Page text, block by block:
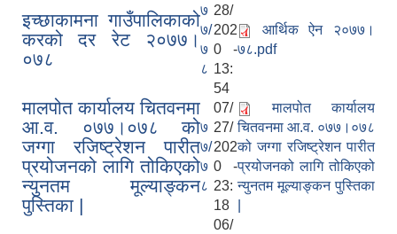
इच्छाकामना गाउँपालिकाको
करको दर रेट २०७७।
०७८
७
७/
७
८
28/
202
0 -
13:
54
आर्थिक ऐन २०७७।
७८.pdf
मालपोत कार्यालय चितवनमा
आ.व. ०७७।०७८ को
जग्गा रजिष्ट्रेशन पारीत
प्रयोजनको लागि तोकिएको
न्युनतम मूल्याङ्कन
पुस्तिका |
७
७/
७
८
07/
27/
202
0 -
23:
18
मालपोत कार्यालय
चितवनमा आ.व. ०७७।०७८
को जग्गा रजिष्ट्रेशन पारीत
प्रयोजनको लागि तोकिएको
न्युनतम मूल्याङ्कन पुस्तिका
06/